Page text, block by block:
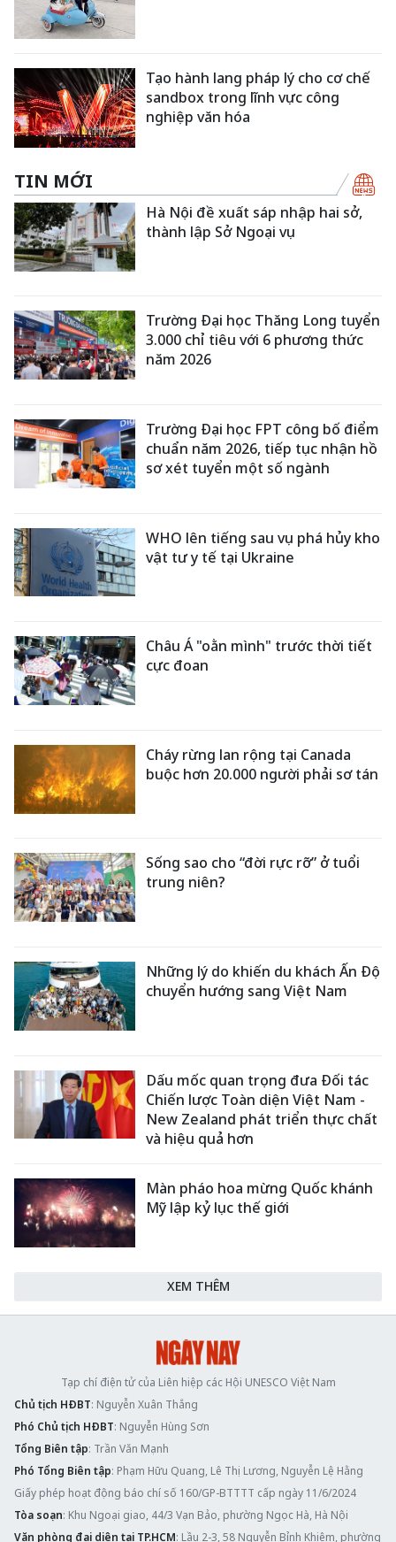
Tạo hành lang pháp lý cho cơ chế
sandbox trong lĩnh vực công
nghiệp văn hóa
TIN MỚI
Hà Nội đề xuất sáp nhập hai sở,
thành lập Sở Ngoại vụ
Trường Đại học Thăng Long tuyển
3.000 chỉ tiêu với 6 phương thức
năm 2026
Trường Đại học FPT công bố điểm
chuẩn năm 2026, tiếp tục nhận hồ
sơ xét tuyển một số ngành
WHO lên tiếng sau vụ phá hủy kho
vật tư y tế tại Ukraine
Châu Á "oằn mình" trước thời tiết
cực đoan
Cháy rừng lan rộng tại Canada
buộc hơn 20.000 người phải sơ tán
Sống sao cho “đời rực rỡ” ở tuổi
trung niên?
Những lý do khiến du khách Ấn Độ
chuyển hướng sang Việt Nam
Dấu mốc quan trọng đưa Đối tác
Chiến lược Toàn diện Việt Nam -
New Zealand phát triển thực chất
và hiệu quả hơn
Màn pháo hoa mừng Quốc khánh
Mỹ lập kỷ lục thế giới
XEM THÊM
Tạp chí điện tử của Liên hiệp các Hội UNESCO Việt Nam
Chủ tịch HĐBT: Nguyễn Xuân Thắng
Phó Chủ tịch HĐBT: Nguyễn Hùng Sơn
Tổng Biên tập: Trần Văn Mạnh
Phó Tổng Biên tập: Phạm Hữu Quang, Lê Thị Lương, Nguyễn Lệ Hằng
Giấy phép hoạt động báo chí số 160/GP-BTTTT cấp ngày 11/6/2024
Tòa soạn: Khu Ngoại giao, 44/3 Vạn Bảo, phường Ngọc Hà, Hà Nội
Văn phòng đại diện tại TP.HCM: Lầu 2-3, 58 Nguyễn Bỉnh Khiêm, phường